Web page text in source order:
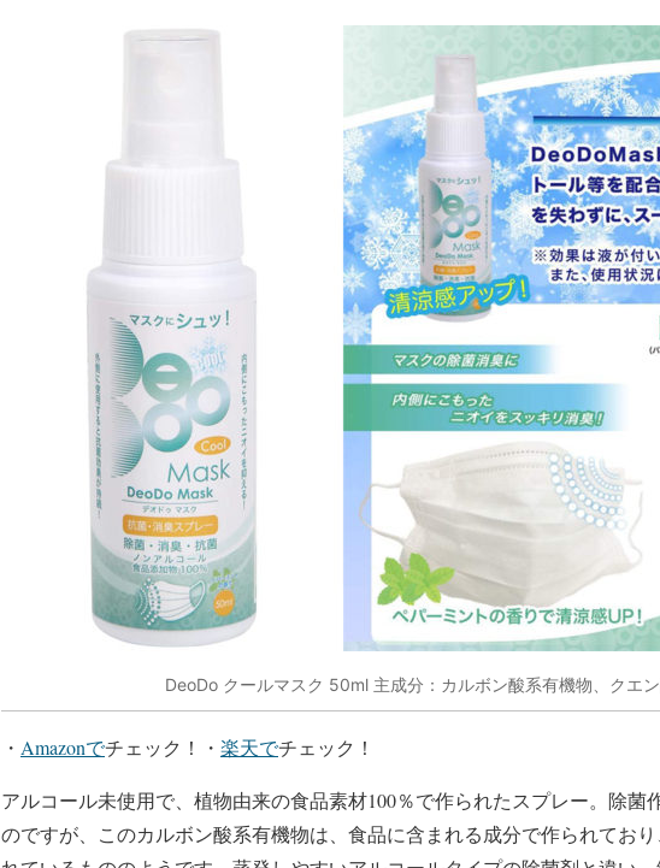
DeoDo クールマスク 50ml 主成分：カルボン酸系有機物、クエ
・ Amazonでチェック！・ 楽天でチェック！
アルコール未使用で、植物由来の食品素材100％で作られたスプレー。除菌
のですが、このカルボン酸系有機物は、食品に含まれる成分で作られてお